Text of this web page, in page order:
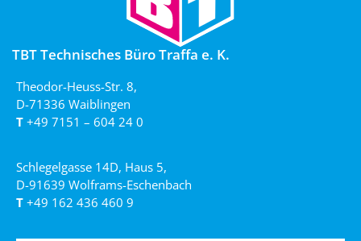
TBT Technisches Büro Traffa e. K.
Theodor-Heuss-Str. 8,
D-71336 Waiblingen
T +49 7151 – 604 24 0
Schlegelgasse 14D, Haus 5,
D-91639 Wolframs-Eschenbach
T +49 162 436 460 9